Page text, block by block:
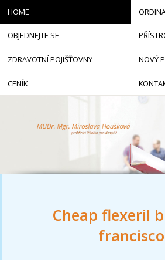
Cheap flexeril
francisco
HOME
OBJEDNEJTE SE
ZDRAVOTNÍ POJIŠŤOVNY NOVÝ
CENÍK